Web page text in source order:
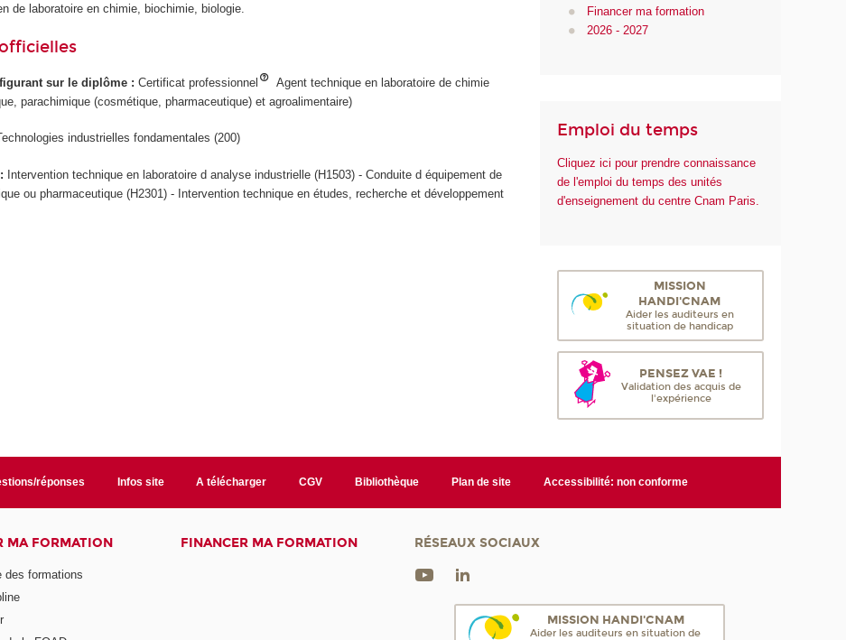
de laboratoire en chimie, biochimie, biologie.
sur le diplôme :Certificat professionnel
Agent technique en laboratoire de chimie
parachimique (cosmétique, pharmaceutique) et agroalimentaire)
industrielles fondamentales (200)
Intervention technique en laboratoire d analyse industrielle (H1503) - Conduite d équipement de
ou pharmaceutique (H2301) - Intervention technique en études, recherche et développement
Financer ma formation
2026 - 2027
Emploi du temps
Cliquez ici pour prendre connaissance
de l'emploi du temps des unités
d'enseignement du centre Cnam Paris.
MISSION
HANDI'CNAM
Aider les auditeurs en
situation de handicap
PENSEZ VAE !
Validation des acquis de
l'expérience
réponses Infos site A télécharger CGV Bibliothèque Plan de site Accessibilité: non conforme
MA FORMATION
des formations
FINANCER MA FORMATION RÉSEAUX SOCIAUX
MISSION HANDI'CNAM
Aider les auditeurs en situation de